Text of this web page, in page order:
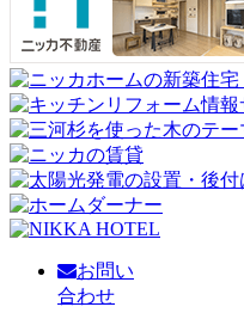
お問い
合わせ